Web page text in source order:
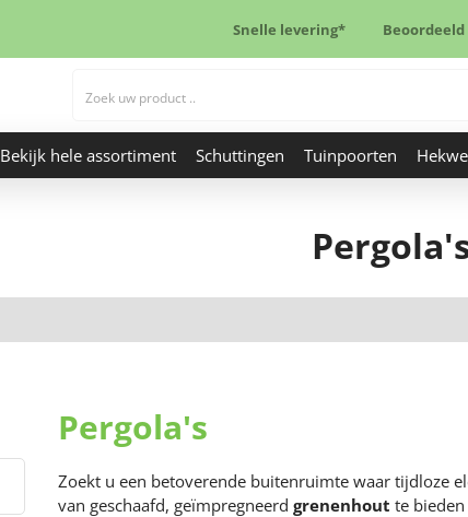
Snelle levering*
Bekijk hele assortiment Schuttingen Tuinpoorten
Pergola's
Zoekt u een betoverende buitenruimte waar tijdloze
van geschaafd, geïmpregneerd grenenhout te